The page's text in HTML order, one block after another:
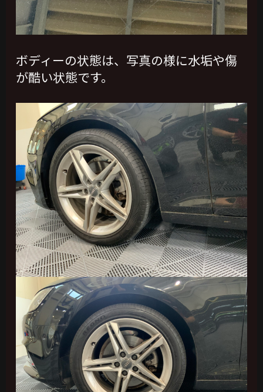
ボディーの状態は、写真の様に水垢や傷
が酷い状態です。